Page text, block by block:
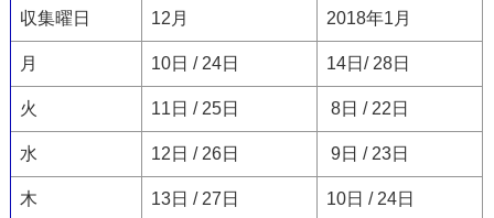
収集曜日 12月 2018年1月
月 10日 / 24日 14日/ 28日
火 11日 / 25日 8日 / 22日
水 12日 / 26日 9日 / 23日
木 13日 / 27日 10日 / 24日